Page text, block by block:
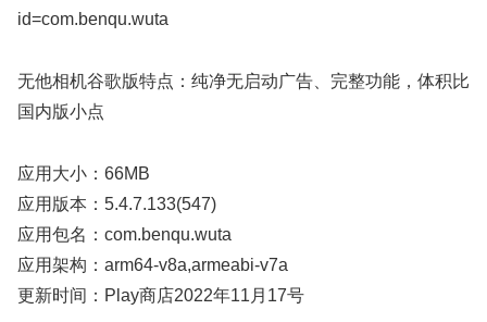
id=com.benqu.wuta
无他相机谷歌版特点：纯净无启动广告、完整功能，体积比
国内版小点
应用大小：66MB
应用版本：5.4.7.133(547)
应用包名：com.benqu.wuta
应用架构：arm64-v8a,armeabi-v7a
更新时间：Play商店2022年11月17号